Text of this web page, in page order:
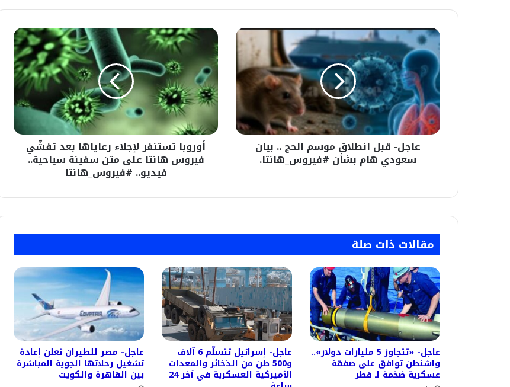
عاجل-
قبل
انطلاق
موسم
الحج
..
بيان
سعودي
هام
#فيروس_هانتا.
عاجل- قبل انطلاق موسم الحج .. بيان
سعودي هام بشأن #فيروس_هانتا.
أوروبا
تستنفر
لإجلاء
رعاياها
بعد
تفشّي
فيروس
هانتا
على
سفينة
سياحية..
#فيروس_هانتا
أوروبا تستنفر لإجلاء رعاياها بعد تفشّي
فيروس هانتا على متن سفينة سياحية..
فيديو.. #فيروس_هانتا
مقالات ذات صلة
عاجل- «تتجاوز 5 مليارات دولار»..
واشنطن توافق على صفقة
عسكرية ضخمة لـ قطر
عاجل- إسرائيل تتسلّم 6 آلاف
و500 طن من الذخائر والمعدات
الأميركية العسكرية في آخر 24
عاجل- مصر للطيران تعلن إعادة
تشغيل رحلاتها الجوية المباشرة
بين القاهرة والكويت